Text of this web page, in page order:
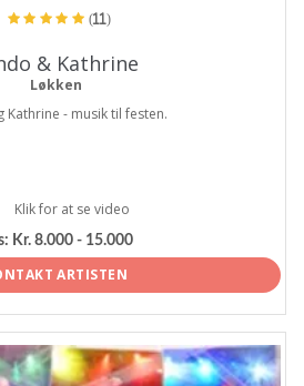
(11)
& Kathrine
Løkken
Kathrine - musik til festen.
Klik for at se video
Kr. 8.000 - 15.000
ARTISTEN